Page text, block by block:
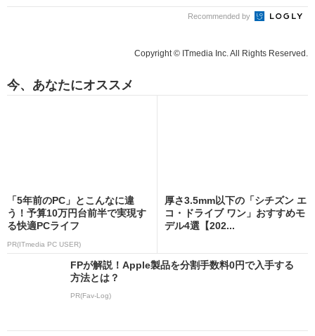
Recommended by
Copyright © ITmedia Inc. All Rights Reserved.
今、あなたにオススメ
「5年前のPC」とこんなに違
う！予算10万円台前半で実現す
る快適PCライフ
PR(ITmedia PC USER)
厚さ3.5mm以下の「シチズン エ
コ・ドライブ ワン」おすすめモ
デル4選【202...
FPが解説！Apple製品を分割手数料0円で入手する
方法とは？
PR(Fav-Log)